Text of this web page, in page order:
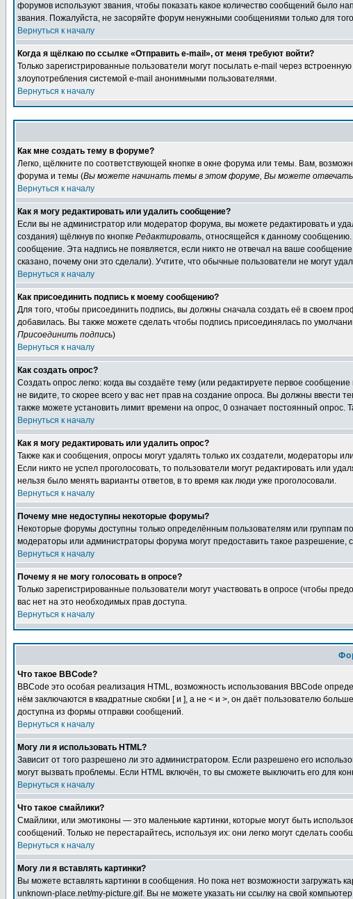
форумов используют звания, чтобы показать какое количество сообщений было
звания. Пожалуйста, не засоряйте форум ненужными сообщениями только для
Вернуться к началу
Когда я щёлкаю по ссылке «Отправить e-mail», от меня требуют войти?
Только зарегистрированные пользователи могут посылать e-mail через
злоупотребления системой e-mail анонимными пользователями.
Вернуться к началу
Как мне создать тему в форуме?
Легко, щёлкните по соответствующей кнопке в окне форума или темы. Вам,
форума и темы (Вы можете начинать темы в этом форуме, Вы можете отвечать
Вернуться к началу
Как я могу редактировать или удалить сообщение?
Если вы не администратор или модератор форума, вы можете редактировать и
создания) щёлкнув по кнопке Редактировать, относящейся к данному
сообщение. Эта надпись не появляется, если никто не отвечал на ваше
сказано, почему они это сделали). Учтите, что обычные пользователи не могут
Вернуться к началу
Как присоединить подпись к моему сообщению?
Для того, чтобы присоединить подпись, вы должны сначала создать её в своем
добавилась. Вы также можете сделать чтобы подпись присоединялась по
Присоединить подпись)
Вернуться к началу
Как создать опрос?
Создать опрос легко: когда вы создаёте тему (или редактируете первое
не видите, то скорее всего у вас нет прав на создание опроса. Вы должны ввести
также можете установить лимит времени на опрос, 0 означает постоянный опрос.
Вернуться к началу
Как я могу редактировать или удалить опрос?
Также как и сообщения, опросы могут удалять только их создатели, модераторы
Если никто не успел проголосовать, то пользователи могут редактировать или
нельзя было менять варианты ответов, в то время как люди уже проголосовали.
Вернуться к началу
Почему мне недоступны некоторые форумы?
Некоторые форумы доступны только определённым пользователям или группам
модераторы или администраторы форума могут предоставить такое разрешение,
Вернуться к началу
Почему я не могу голосовать в опросе?
Только зарегистрированные пользователи могут участвовать в опросе (чтобы
вас нет на это необходимых прав доступа.
Вернуться к началу
Что такое BBCode?
BBCode это особая реализация HTML, возможность использования BBCode
нём заключаются в квадратные скобки [ и ], а не < и >, он даёт пользователю
доступна из формы отправки сообщений.
Вернуться к началу
Могу ли я использовать HTML?
Зависит от того разрешено ли это администратором. Если разрешено его
могут вызвать проблемы. Если HTML включён, то вы сможете выключить его для
Вернуться к началу
Что такое смайлики?
Смайлики, или эмотиконы — это маленькие картинки, которые могут быть
сообщений. Только не перестарайтесь, используя их: они легко могут сделать
Вернуться к началу
Могу ли я вставлять картинки?
Вы можете вставлять картинки в сообщения. Но пока нет возможности загружать
unknown-place.net/my-picture.gif. Вы не можете указать ни ссылку на свой